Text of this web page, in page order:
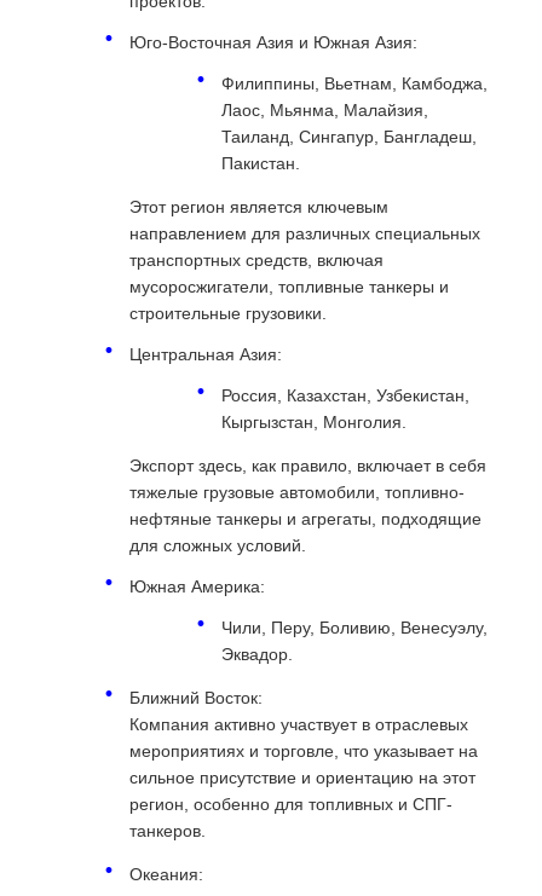
Юго-Восточная Азия и Южная Азия:
Филиппины, Вьетнам, Камбоджа,
Лаос, Мьянма, Малайзия,
Таиланд, Сингапур, Бангладеш,
Пакистан.
Этот регион является ключевым
направлением для различных специальных
транспортных средств, включая
мусоросжигатели, топливные танкеры и
строительные грузовики.
Центральная Азия:
Россия, Казахстан, Узбекистан,
Кыргызстан, Монголия.
Экспорт здесь, как правило, включает в себя
тяжелые грузовые автомобили, топливно-
нефтяные танкеры и агрегаты, подходящие
для сложных условий.
Южная Америка:
Чили, Перу, Боливию, Венесуэлу,
Эквадор.
Ближний Восток:
Компания активно участвует в отраслевых
мероприятиях и торговле, что указывает на
сильное присутствие и ориентацию на этот
регион, особенно для топливных и СПГ-
танкеров.
Океания: